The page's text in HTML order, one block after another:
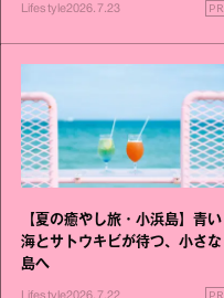
Lifestyle2026.7.23 PR
【夏の癒やし旅・小浜島】青い
海とサトウキビが待つ、小さな
島へ
Lifestyle2026.7.22 PR